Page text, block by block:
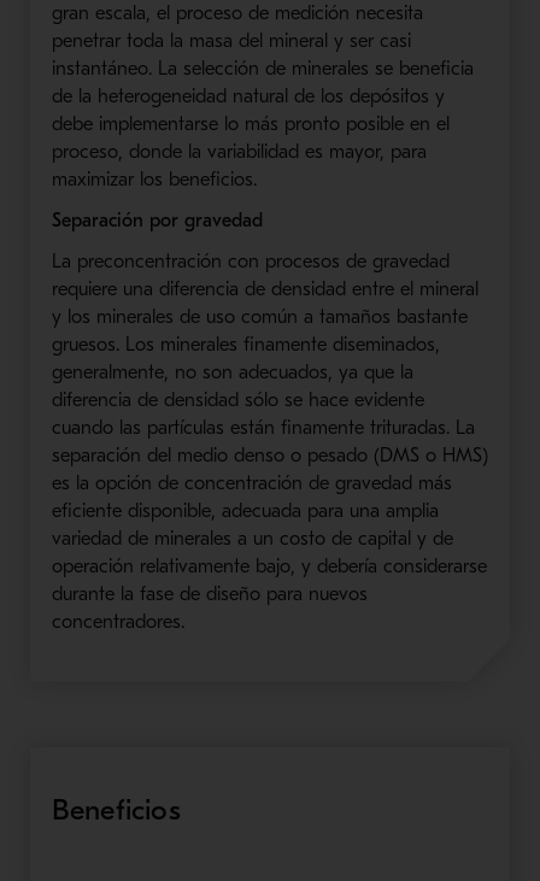
gran escala, el proceso de medición necesita
penetrar toda la masa del mineral y ser casi
instantáneo. La selección de minerales se beneficia
de la heterogeneidad natural de los depósitos y
debe implementarse lo más pronto posible en el
proceso, donde la variabilidad es mayor, para
maximizar los beneficios.
Separación por gravedad
La preconcentración con procesos de gravedad
requiere una diferencia de densidad entre el mineral
y los minerales de uso común a tamaños bastante
gruesos. Los minerales finamente diseminados,
generalmente, no son adecuados, ya que la
diferencia de densidad sólo se hace evidente
cuando las partículas están finamente trituradas. La
separación del medio denso o pesado (DMS o HMS)
es la opción de concentración de gravedad más
eficiente disponible, adecuada para una amplia
variedad de minerales a un costo de capital y de
operación relativamente bajo, y debería considerarse
durante la fase de diseño para nuevos
concentradores.
Beneficios